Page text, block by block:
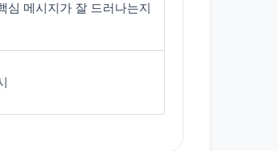
심 메시지가 잘 드러나는지